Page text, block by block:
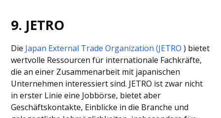
9. JETRO
Die Japan External Trade Organization (JETRO ) bietet
wertvolle Ressourcen für internationale Fachkräfte,
die an einer Zusammenarbeit mit japanischen
Unternehmen interessiert sind. JETRO ist zwar nicht
in erster Linie eine Jobbörse, bietet aber
Geschäftskontakte, Einblicke in die Branche und